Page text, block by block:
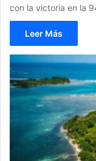
con la victoria en la
Leer Más